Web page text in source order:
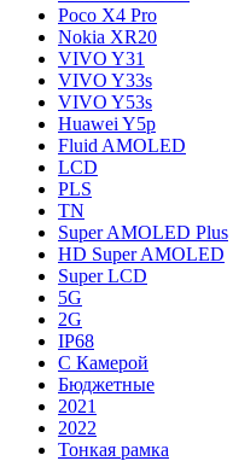
Poco X4 Pro
Nokia XR20
VIVO Y31
VIVO Y33s
VIVO Y53s
Huawei Y5p
Fluid AMOLED
LCD
PLS
TN
Super AMOLED Plus
HD Super AMOLED
Super LCD
5G
2G
IP68
С Камерой
Бюджетные
2021
2022
Тонкая рамка